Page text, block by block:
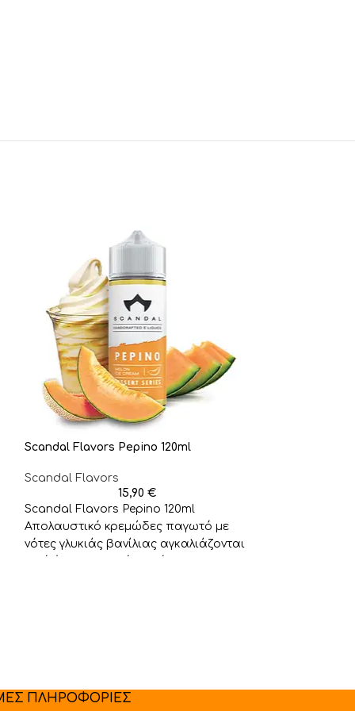
Scandal Flavors Pepino 120ml
Scandal Flavors
15,90€
Scandal Flavors Pepino 120ml
Απολαυστικό κρεμώδες παγωτό με
νότες γλυκιάς βανίλιας αγκαλιάζονται
ΠΛΗΡΟΦΟΡΙΕΣ